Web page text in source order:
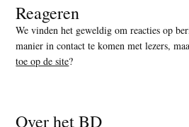
Reageren
We vinden het geweldig om reacties op
manier in contact te komen met lezers,
toe op de site?
Over het BD